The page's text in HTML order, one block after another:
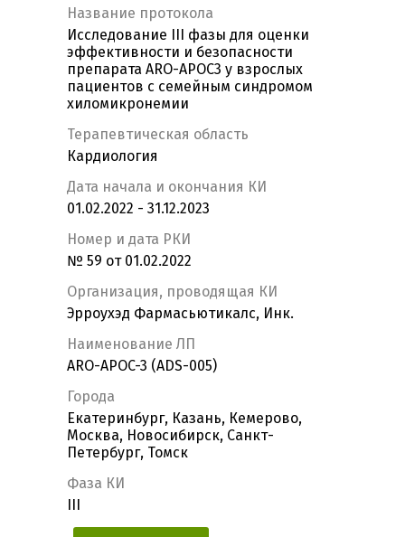
Название протокола
Исследование III фазы для оценки
эффективности и безопасности
препарата ARO-APOC3 у взрослых
пациентов c семейным синдромом
хиломикронемии
Терапевтическая область
Кардиология
Дата начала и окончания КИ
01.02.2022 - 31.12.2023
Номер и дата РКИ
№ 59 от 01.02.2022
Организация, проводящая КИ
Эрроухэд Фармасьютикалс, Инк.
Наименование ЛП
ARO-APOC-3 (ADS-005)
Города
Екатеринбург, Казань, Кемерово,
Москва, Новосибирск, Санкт-
Петербург, Томск
Фаза КИ